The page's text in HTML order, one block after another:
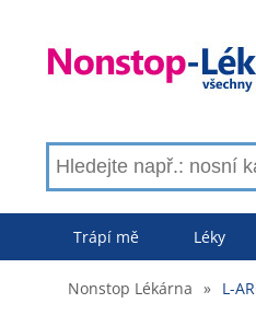
Trápí mě Léky
Nonstop Lékárna » L-